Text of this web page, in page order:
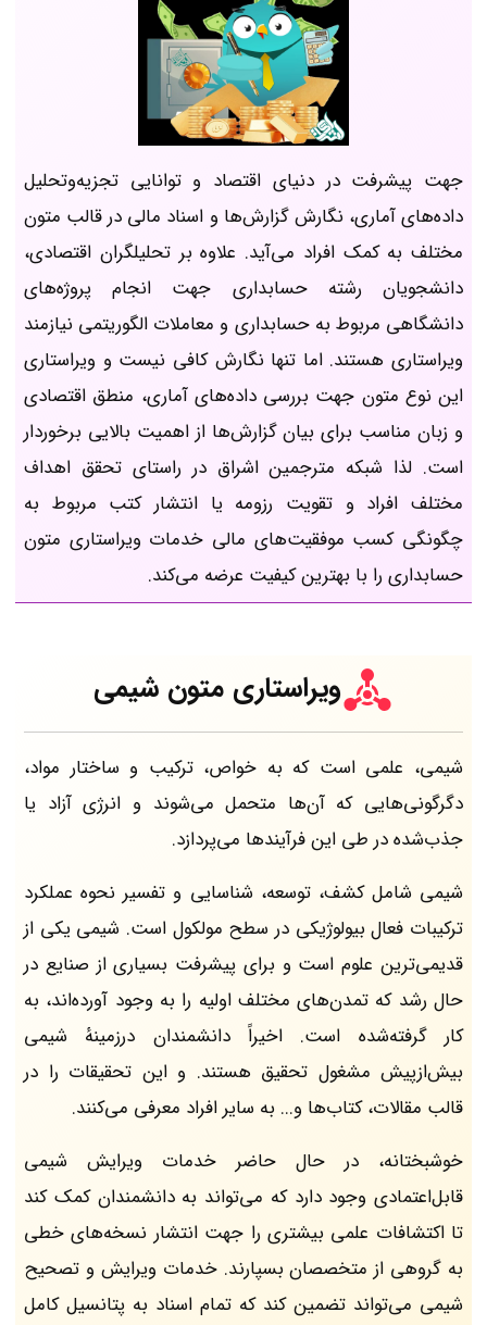
جهت پیشرفت در دنیای اقتصاد و توانایی تجزیه‌وتحلیل
داده‌های آماری، نگارش گزارش‌ها و اسناد مالی در قالب متون
مختلف به کمک افراد می‌آید. علاوه بر تحلیلگران اقتصادی،
دانشجویان رشته حسابداری جهت انجام پروژه‌های
دانشگاهی مربوط به حسابداری و معاملات الگوریتمی نیازمند
ویراستاری هستند. اما تنها نگارش کافی نیست و ویراستاری
این نوع متون جهت بررسی داده‌های آماری، منطق اقتصادی
و زبان مناسب برای بیان گزارش‌ها از اهمیت بالایی برخوردار
است. لذا شبکه مترجمین اشراق در راستای تحقق اهداف
مختلف افراد و تقویت رزومه یا انتشار کتب مربوط به
چگونگی کسب موفقیت‌های مالی خدمات ویراستاری متون
حسابداری را با بهترین کیفیت عرضه می‌کند.
ویراستاری متون شیمی
شیمی، علمی است که به خواص، ترکیب و ساختار مواد،
دگرگونی‌هایی که آن‌ها متحمل می‌شوند و انرژی آزاد یا
جذب‌شده در طی این فرآیندها می‌پردازد.
شیمی شامل کشف، توسعه، شناسایی و تفسیر نحوه عملکرد
ترکیبات فعال بیولوژیکی در سطح مولکول است. شیمی یکی از
قدیمی‌ترین علوم است و برای پیشرفت بسیاری از صنایع در
حال رشد که تمدن‌های مختلف اولیه را به وجود آورده‌اند، به
کار گرفته‌شده است. اخیراً دانشمندان درزمینهٔ شیمی
بیش‌ازپیش مشغول تحقیق هستند. و این تحقیقات را در
قالب مقالات، کتاب‌ها و... به سایر افراد معرفی می‌کنند.
خوشبختانه، در حال حاضر خدمات ویرایش شیمی
قابل‌اعتمادی وجود دارد که می‌تواند به دانشمندان کمک کند
تا اکتشافات علمی بیشتری را جهت انتشار نسخه‌های خطی
به گروهی از متخصصان بسپارند. خدمات ویرایش و تصحیح
شیمی می‌تواند تضمین کند که تمام اسناد به پتانسیل کامل